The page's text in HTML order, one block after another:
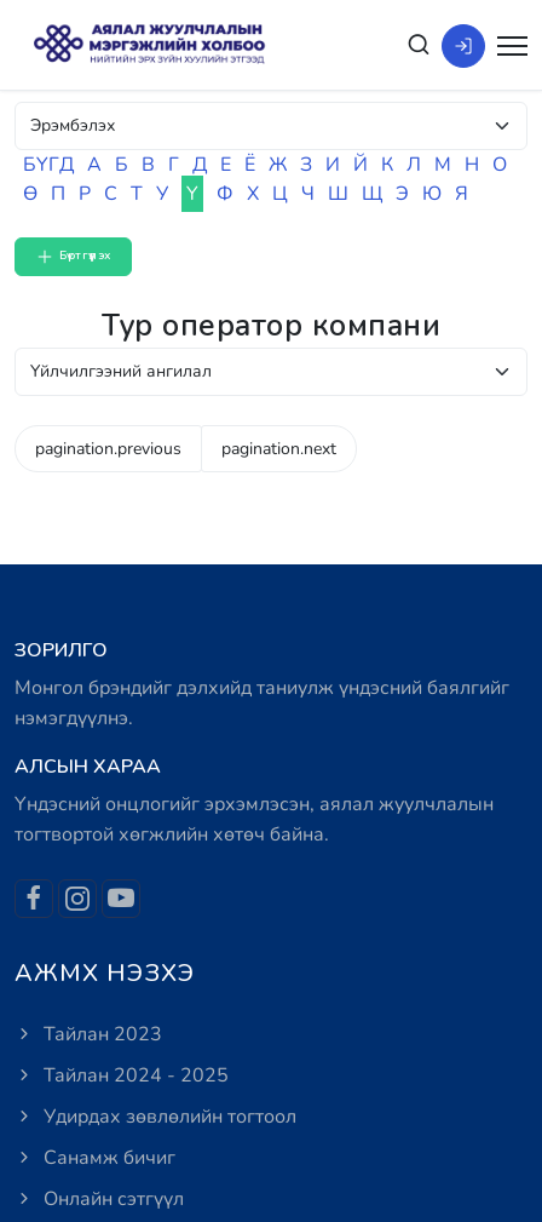
БҮГД А Б В Г Д Е Ё Ж З И Й К Л М Н О
Ө П Р С Т У Ү Ф Х Ц Ч Ш Щ Э Ю Я
Бүртгүүлэх
Тур оператор компани
pagination.previous pagination.next
ЗОРИЛГО
Монгол брэндийг дэлхийд таниулж үндэсний баялгийг
нэмэгдүүлнэ.
АЛСЫН ХАРАА
Үндэсний онцлогийг эрхэмлэсэн, аялал жуулчлалын
тогтвортой хөгжлийн хөтөч байна.
АЖМХ НЭЗХЭ
Тайлан 2023
Тайлан 2024 - 2025
Удирдах зөвлөлийн тогтоол
Санамж бичиг
Онлайн сэтгүүл